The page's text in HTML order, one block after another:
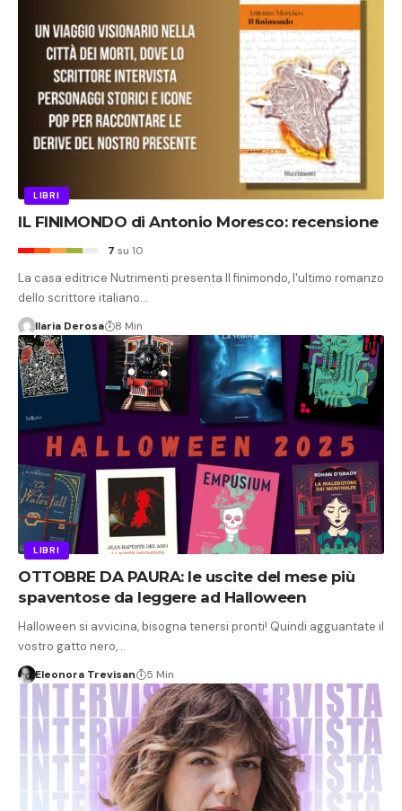
LIBRI
IL FINIMONDO di Antonio Moresco: recensione
7 su 10
La casa editrice Nutrimenti presenta Il finimondo, l'ultimo romanzo
dello scrittore italiano…
Ilaria Derosa 8 Min
LIBRI
OTTOBRE DA PAURA: le uscite del mese più
spaventose da leggere ad Halloween
Halloween si avvicina, bisogna tenersi pronti! Quindi agguantate il
vostro gatto nero,…
Eleonora Trevisan 5 Min